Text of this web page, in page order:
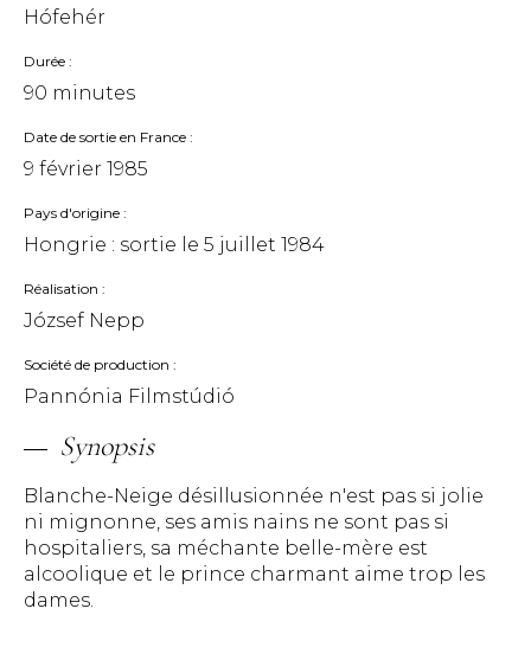
Hófehér
Durée
90 minutes
Date de sortie en France
9 février 1985
Pays d'origine
Hongrie : sortie le 5 juillet 1984
Réalisation
József Nepp
Société de production
Pannónia Filmstúdió
Synopsis
Blanche-Neige désillusionnée n'est pas si jolie
ni mignonne, ses amis nains ne sont pas si
hospitaliers, sa méchante belle-mère est
alcoolique et le prince charmant aime trop les
dames.